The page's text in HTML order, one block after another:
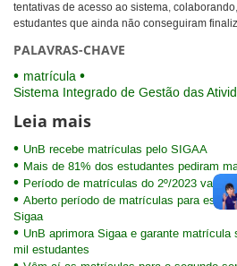
tentativas de acesso ao sistema,
estudantes que ainda não conseguiram
PALAVRAS-CHAVE
matrícula
Sistema Integrado de Gestão das
Leia mais
UnB recebe matrículas pelo SIGAA
Mais de 81% dos estudantes pediram
Período de matrículas do 2º/2023 vai de
Aberto período de matrículas para
Sigaa
UnB aprimora Sigaa e garante matrícula
mil estudantes